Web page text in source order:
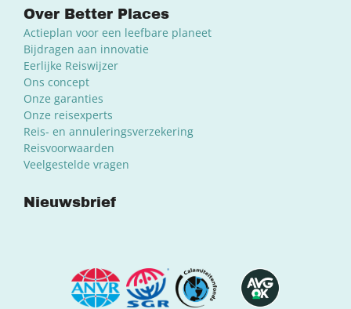
Over Better Places
Actieplan voor een leefbare planeet
Bijdragen aan innovatie
Eerlijke Reiswijzer
Ons concept
Onze garanties
Onze reisexperts
Reis- en annuleringsverzekering
Reisvoorwaarden
Veelgestelde vragen
Nieuwsbrief